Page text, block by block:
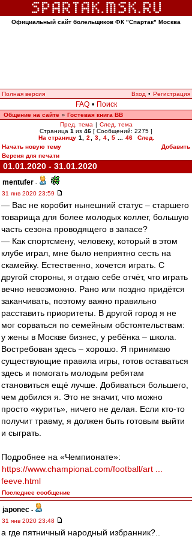
Официальный сайт болельщиков ФК "Спартак" Москва
Полная версия Вход • Регистрация
FAQ • Поиск
Общение на сайте » Гостевая книга ВВ
Пред. тема | След. тема
Страница 1 из 46 [ Сообщений: 2275 ]
На страницу 1 2 3 4 5 46
След.
Начать новую тему
Добавить
Версия для печати
01.01.2020 - 31.01.2020
mentufer -
31 янв 2020 23:59
— Вас не коробит нынешний статус – старшего
товарища для более молодых коллег, большую
часть сезона проводящего в запасе?
— Как спортсмену, человеку, который в этом
клубе играл, мне было неприятно сесть на
скамейку. Естественно, хочется играть. С
другой стороны, я отдаю себе отчёт, что играть
вечно невозможно. Рано или поздно придётся
заканчивать, поэтому важно правильно
расставить приоритеты. В другой город я не
мог сорваться по семейным обстоятельствам:
у жены в Москве бизнес, у ребёнка – школа.
Востребован здесь – хорошо. Я принимаю
существующие правила игры, готов оставаться
здесь и помогать молодым ребятам
становиться ещё лучше. Добиваться большего,
чем добился я. Это не значит, что можно
просто «курить», ничего не делая. Если кто-то
получит травму, я должен быть готовым выйти
и сыграть.
Подробнее на «Чемпионате»:
https://www.championat.com/football/art ...
feeve.html
Последнее сообщение
japonec -
31 янв 2020 23:48
а где пятничный народный избранник?..